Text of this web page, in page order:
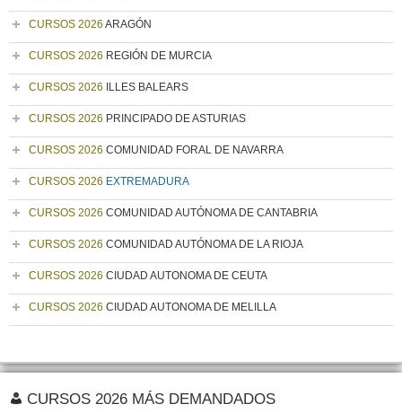
CURSOS 2026 ARAGÓN
CURSOS 2026 REGIÓN DE MURCIA
CURSOS 2026 ILLES BALEARS
CURSOS 2026 PRINCIPADO DE ASTURIAS
CURSOS 2026 COMUNIDAD FORAL DE NAVARRA
CURSOS 2026 EXTREMADURA
CURSOS 2026 COMUNIDAD AUTÓNOMA DE CANTABRIA
CURSOS 2026 COMUNIDAD AUTÓNOMA DE LA RIOJA
CURSOS 2026 CIUDAD AUTONOMA DE CEUTA
CURSOS 2026 CIUDAD AUTONOMA DE MELILLA
CURSOS 2026 MÁS DEMANDADOS